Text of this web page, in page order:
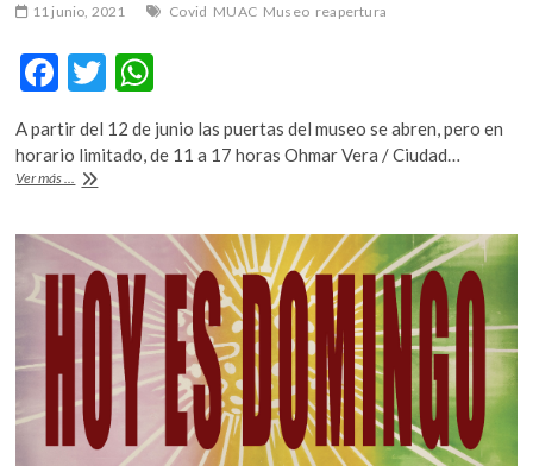
11 junio, 2021 Covid MUAC Museo reapertura
F
ac
e
b
o
o
k
T
w
itt
h
at
A
p
p
A partir del 12 de junio las puertas del museo se abren, pero en
horario limitado, de 11 a 17 horas Ohmar Vera / Ciudad…
Ver más ... Con
MUAC
reactiva
sus
actividades
presenciales